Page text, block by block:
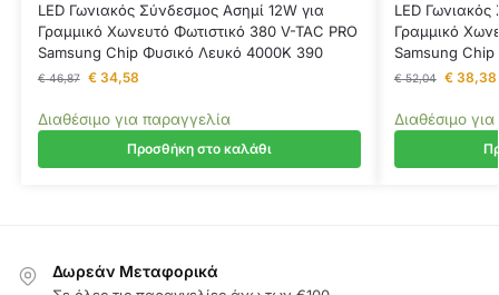
LED Γωνιακός Σύνδεσμος Ασημί 12W για
Γραμμικό Χωνευτό Φωτιστικό 380 V-TAC PRO
Samsung Chip Φυσικό Λευκό 4000K 390
€46,87 €34,58
Διαθέσιμο για παραγγελία
Προσθήκη στο καλάθι
LED
Γραμμικό
Samsung
€52,04 €38,38
Διαθέσιμο
Δωρεάν Μεταφορικά